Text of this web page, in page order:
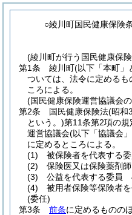
○綾川町国民健康保険
(綾川町が行う国民健康保
第1条
綾川町(以下「本町」
ついては、法令に定めるも
ころによる。
(国民健康保険運営協議会
第2条
国民健康保険法(昭和
という。)第11条第2項の
運営協議会(以下「協議会
に定めるところによる。
(1)
被保険者を代表する
(2)
保険医又は保険薬剤
(3)
公益を代表する委員
(4)
被用者保険等保険者
(委任)
第3条
前条に定めるものの